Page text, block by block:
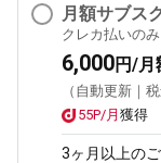
月額サブス
クレカ払いのみ
6,000円/月
（自動更新｜
55P/月 獲得
3ヶ月 以上の